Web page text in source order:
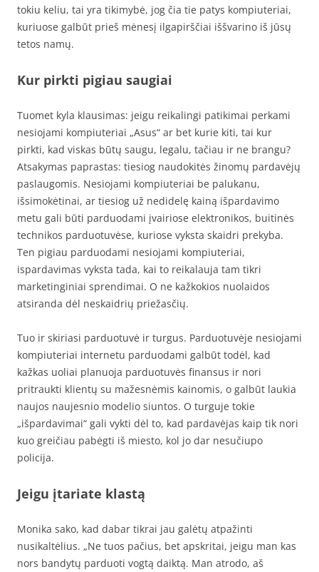
tokiu keliu, tai yra tikimybė, jog čia tie patys kompiuteriai,
kuriuose galbūt prieš mėnesį ilgapirščiai iššvarino iš jūsų
tetos namų.
Kur pirkti pigiau saugiai
Tuomet kyla klausimas: jeigu reikalingi patikimai perkami
nesiojami kompiuteriai „Asus“ ar bet kurie kiti, tai kur
pirkti, kad viskas būtų saugu, legalu, tačiau ir ne brangu?
Atsakymas paprastas: tiesiog naudokitės žinomų pardavėjų
paslaugomis. Nesiojami kompiuteriai be palukanu,
išsimokėtinai, ar tiesiog už nedidelę kainą išpardavimo
metu gali būti parduodami įvairiose elektronikos, buitinės
technikos parduotuvėse, kuriose vyksta skaidri prekyba.
Ten pigiau parduodami nesiojami kompiuteriai,
ispardavimas vyksta tada, kai to reikalauja tam tikri
marketinginiai sprendimai. O ne kažkokios nuolaidos
atsiranda dėl neskaidrių priežasčių.
Tuo ir skiriasi parduotuvė ir turgus. Parduotuvėje nesiojami
kompiuteriai internetu parduodami galbūt todėl, kad
kažkas uoliai planuoja parduotuvės finansus ir nori
pritraukti klientų su mažesnėmis kainomis, o galbūt laukia
naujos naujesnio modelio siuntos. O turguje tokie
„išpardavimai“ gali vykti dėl to, kad pardavėjas kaip tik nori
kuo greičiau pabėgti iš miesto, kol jo dar nesučiupo
policija.
Jeigu įtariate klastą
Monika sako, kad dabar tikrai jau galėtų atpažinti
nusikaltėlius. „Ne tuos pačius, bet apskritai, jeigu man kas
nors bandytų parduoti vogtą daiktą. Man atrodo, aš